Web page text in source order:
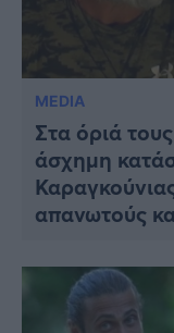
MEDIA
Στα όριά
άσχημη
απανωτούς